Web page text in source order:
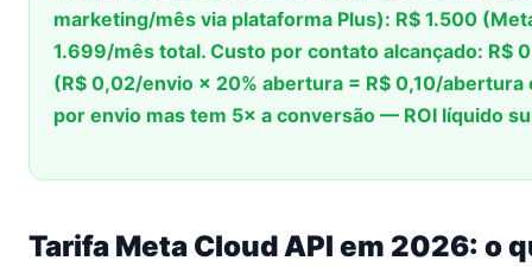
marketing/mês via plataforma Plus): R$ 1.500
1.699/mês total. Custo por contato alcançado: R$
(R$ 0,02/envio × 20% abertura = R$ 0,10/
por envio mas tem 5× a conversão — ROI líquido
Tarifa Meta Cloud API em 2026: o